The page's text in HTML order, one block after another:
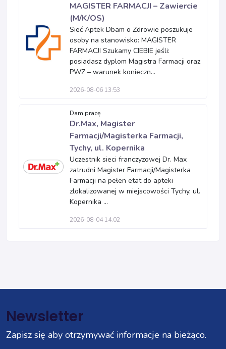
MAGISTER FARMACJI – Zawiercie
(M/K/OS)
Sieć Aptek Dbam o Zdrowie poszukuje
osoby na stanowisko: MAGISTER
FARMACJI Szukamy CIEBIE jeśli:
posiadasz dyplom Magistra Farmacji oraz
PWZ – warunek konieczn...
2026-08-06 13:53
Dam pracę
Dr.Max, Magister
Farmacji/Magisterka Farmacji,
Tychy, ul. Kopernika
Uczestnik sieci franczyzowej Dr. Max
zatrudni Magister Farmacji/Magisterka
Farmacji na pełen etat do apteki
zlokalizowanej w miejscowości Tychy, ul.
Kopernika ...
2026-08-04 14:02
Newsletter
Zapisz się aby otrzymywać informacje na bieżąco.